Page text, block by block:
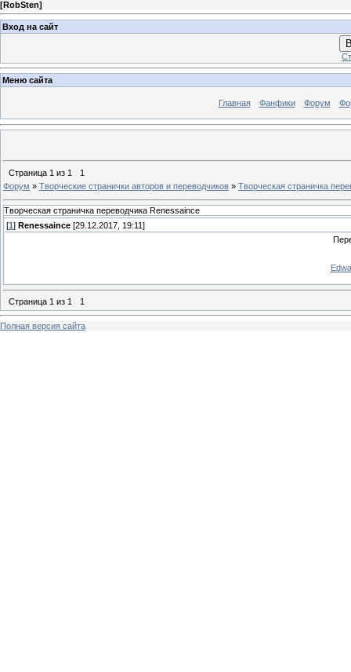
[RobSten]
Вход на сайт
Меню сайта
Главная Фанфики Форум
Страница 1 из 1
1
Форум » Творческие странички авторов и переводчиков » Творческая страничка
Творческая страничка переводчика Renessaince
[1 ] Renessaince [29.12.2017, 19:11]
Страница 1 из 1 1
Полная версия сайта